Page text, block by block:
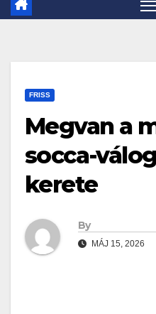
FRISS
Megvan a
socca-
kerete
By
MÁJ 15, 2026